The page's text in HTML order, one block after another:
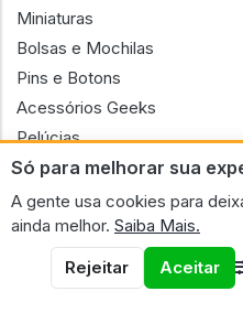
Só para melhorar sua
A gente usa cookies para
ainda melhor. Saiba Mais.
Rejeitar
Aceitar
Miniaturas
Bolsas e Mochilas
Pins e Botons
Acessórios Geeks
Pelúcias
Bonecas
CNPJ n.º 30.220.458/0001-17 -